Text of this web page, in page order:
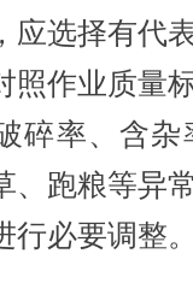
应选择有代
照作业质量
碎率、含杂
、跑粮等异
行必要调整。